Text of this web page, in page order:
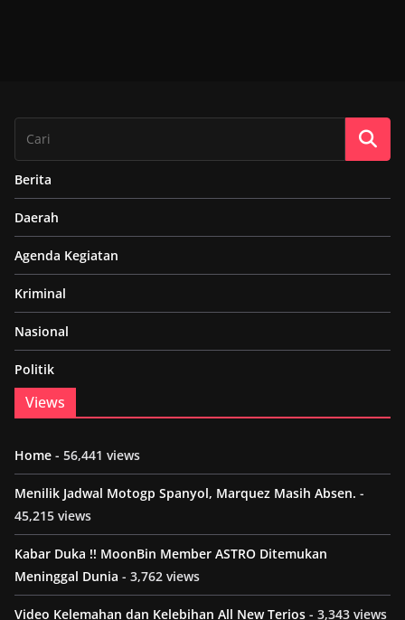
Berita
Daerah
Agenda Kegiatan
Kriminal
Nasional
Politik
Views
Home - 56,441 views
Menilik Jadwal Motogp Spanyol, Marquez Masih Absen. -
45,215 views
Kabar Duka !! MoonBin Member ASTRO Ditemukan
Meninggal Dunia - 3,762 views
Video Kelemahan dan Kelebihan All New Terios - 3,343 views